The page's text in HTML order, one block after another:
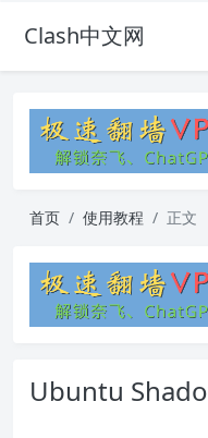
Clash中文网
首页 使用教程 正文
Ubuntu